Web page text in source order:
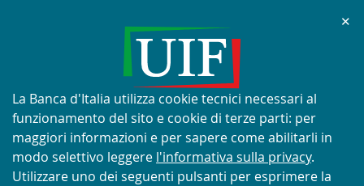
Tentativi di truffa con utilizzo
improprio del nome e del logo
della UIF
✕
Informativa
sui
cookie:
La Banca d'Italia utilizza cookie tecnici necessari al
funzionamento del sito e cookie di terze parti: per
maggiori informazioni e per sapere come abilitarli in
modo selettivo leggere l'informativa sulla privacy.
Utilizzare uno dei seguenti pulsanti per esprimere la